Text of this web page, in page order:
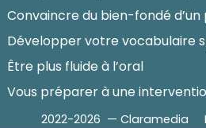
Convaincre du bien-fondé d’un
Développer votre vocabulaire
Être plus fluide à l’oral
Vous préparer à une
2022-2026 — Claramedia